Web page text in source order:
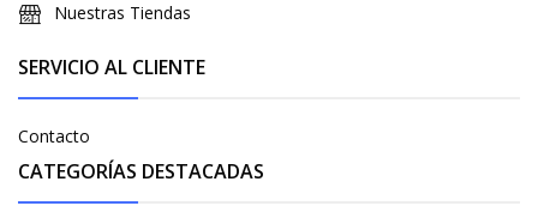
Nuestras Tiendas
SERVICIO AL CLIENTE
Contacto
CATEGORÍAS DESTACADAS